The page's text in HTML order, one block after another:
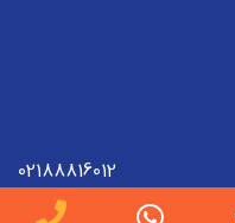
02188816012
09223857998